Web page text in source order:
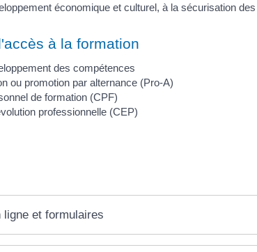
économique et culturel, à la sécurisation
à la formation
des compétences
ou promotion par alternance (Pro-A)
de formation (CPF)
professionnelle (CEP)
ligne et formulaires